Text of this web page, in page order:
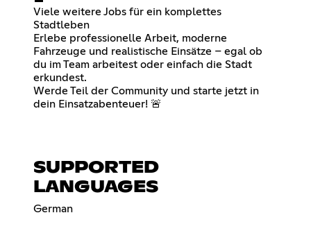
Viele weitere Jobs für ein komplettes
Stadtleben
Erlebe professionelle Arbeit, moderne
Fahrzeuge und realistische Einsätze – egal ob
du im Team arbeitest oder einfach die Stadt
erkundest.
Werde Teil der Community und starte jetzt in
dein Einsatzabenteuer! 🚨
SUPPORTED
LANGUAGES
German